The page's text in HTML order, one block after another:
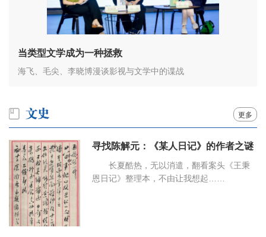
当类型文学成为一种拯救
海飞、毛尖、李晓博漫谈影视与文学中的谍战
更多
寻找陈解元：《某人日记》的作者之谜
长夏酷热，无以消遣，翻看案头《王秉
恩日记》整理本，不由让我想起……